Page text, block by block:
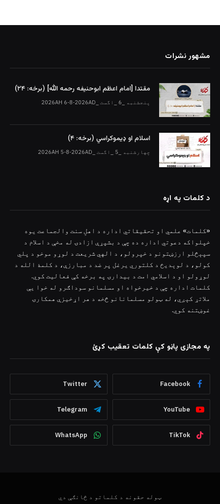
مشهور نشرات
مقتدا [امام اعظم ابوحنیفه رحمه الله‎] (برخه: ۲۴)
پنجشنبه _6 _اگست _2026AH 6-8-2026AD
اسلام او ډیموکراسي (برخه: ۴)
چهارشنبه _5 _اگست _2026AH 5-8-2026AD
د کلمات په اړه
«کلمات» علمي او تحقیقاتي اداره د اهلِ سنت والجماعت یوه
خپلواکه دعوتي اداره ده چې د بشپړې ازادۍ له مخې د اسلام د
سپېڅلو ارزښتونو د خپرولو، د الهي شریعت د لوړو موخو د پلي
کولو، د لوېدیځ د کلتوري یرغل پر ضد د مبارزې، د کلمۀ الله د
لوړولو او د اسلامي امت د بیدارۍ په برخه کې فعالیت کوي.
کلمات اداره چې د خیرخواه او مسلمانو سوداګرو له خوا یې
ملاتړ کېږي، له ټولو مسلمانانو څخه د هر اړخیزې همکارۍ
غوښتنه کوي.
په مجازی پاڼو کې کلمات تعقیب کړئ
Facebook
Twitter
YouTube
Telegram
TikTok
WhatsApp
ټوله حقونه د کلماتو د څانګې دي